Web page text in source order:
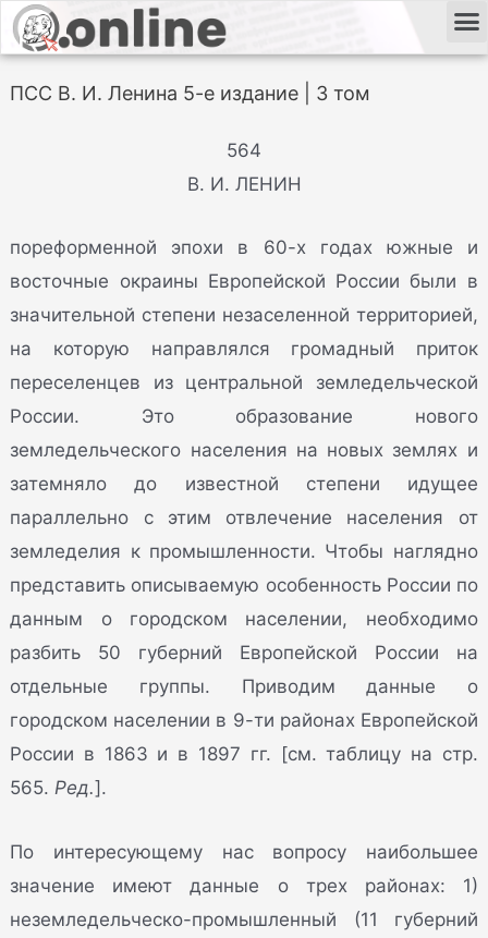
ПСС В. И. Ленина 5-е издание | 3 том
564
В. И. ЛЕНИН
пореформенной эпохи в 60-х годах южные и
восточные окраины Европейской России были в
значительной степени незаселенной территорией,
на которую направлялся громадный приток
переселенцев из центральной земледельческой
России. Это образование нового
земледельческого населения на новых землях и
затемняло до известной степени идущее
параллельно с этим отвлечение населения от
земледелия к промышленности. Чтобы наглядно
представить описываемую особенность России по
данным о городском населении, необходимо
разбить 50 губерний Европейской России на
отдельные группы. Приводим данные о
городском населении в 9-ти районах Европейской
России в 1863 и в 1897 гг. [см. таблицу на стр.
565.Ред.].
По интересующему нас вопросу наибольшее
значение имеют данные о трех районах: 1)
неземледельческо-промышленный (11 губерний